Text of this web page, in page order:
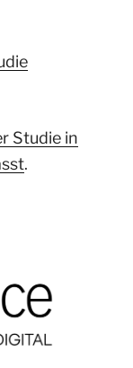
Studie in
.